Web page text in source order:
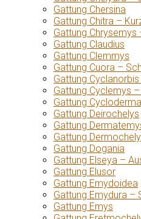
Gattung Chersina
Gattung Chitra –
Gattung
Gattung Claudius
Gattung Clemmys
Gattung Cuora –
Gattung
Gattung Cyclemys
Gattung
Gattung Deirochelys
Gattung
Gattung
Gattung Dogania
Gattung Elseya –
Gattung Elusor
Gattung Emydoidea
Gattung Emydura –
Gattung Emys